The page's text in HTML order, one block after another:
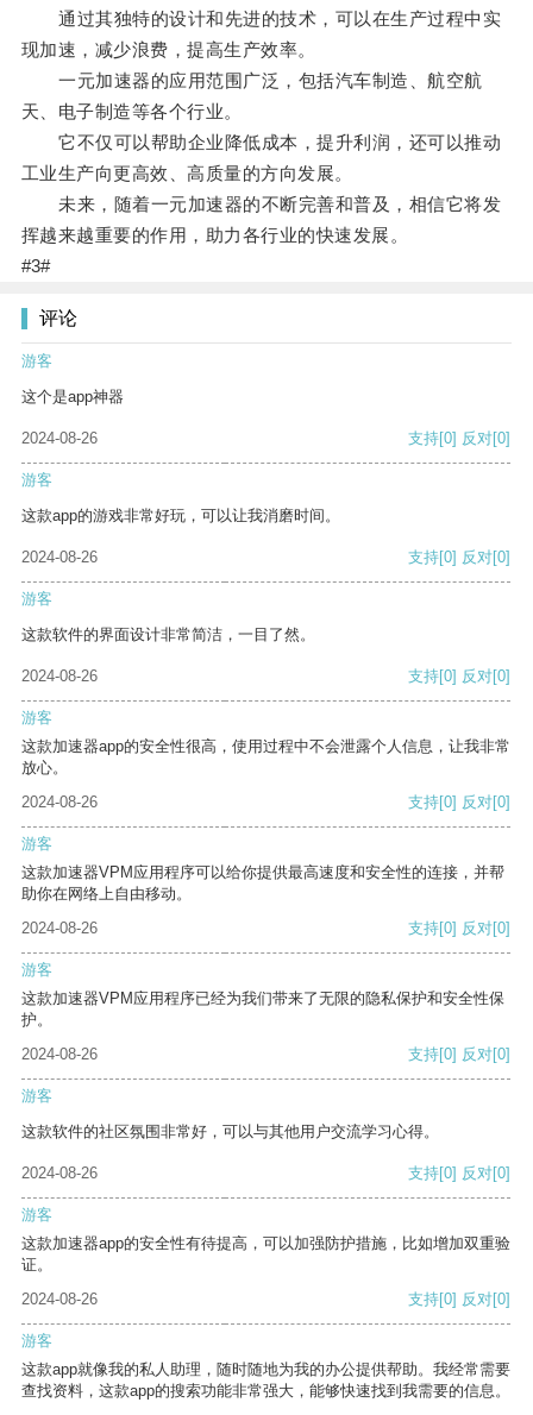
通过其独特的设计和先进的技术，可以在生产过程中实
现加速，减少浪费，提高生产效率。
一元加速器的应用范围广泛，包括汽车制造、航空航
天、电子制造等各个行业。
它不仅可以帮助企业降低成本，提升利润，还可以推动
工业生产向更高效、高质量的方向发展。
未来，随着一元加速器的不断完善和普及，相信它将发
挥越来越重要的作用，助力各行业的快速发展。
#3#
评论
游客
这个是app神器
2024-08-26 支持[0] 反对[0]
游客
这款app的游戏非常好玩，可以让我消磨时间。
2024-08-26 支持[0] 反对[0]
游客
这款软件的界面设计非常简洁，一目了然。
2024-08-26 支持[0] 反对[0]
游客
这款加速器app的安全性很高，使用过程中不会泄露个人信息，让我非常
放心。
2024-08-26
支持[0] 反对[0]
游客
这款加速器VPM应用程序可以给你提供最高速度和安全性的连接，并帮
助你在网络上自由移动。
2024-08-26
支持[0] 反对[0]
游客
这款加速器VPM应用程序已经为我们带来了无限的隐私保护和安全性保
护。
2024-08-26
支持[0] 反对[0]
游客
这款软件的社区氛围非常好，可以与其他用户交流学习心得。
2024-08-26 支持[0] 反对[0]
游客
这款加速器app的安全性有待提高，可以加强防护措施，比如增加双重验
证。
2024-08-26
支持[0] 反对[0]
游客
这款app就像我的私人助理，随时随地为我的办公提供帮助。我经常需要
查找资料，这款app的搜索功能非常强大，能够快速找到我需要的信息。